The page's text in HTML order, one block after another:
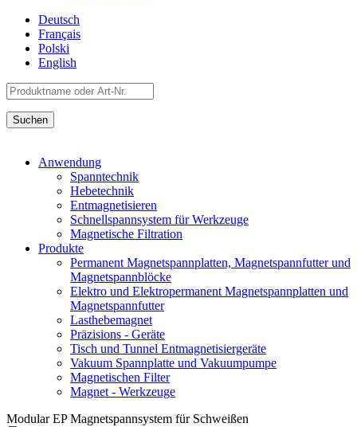
Deutsch
Français
Polski
English
Anwendung
Spanntechnik
Hebetechnik
Entmagnetisieren
Schnellspannsystem für Werkzeuge
Magnetische Filtration
Produkte
Permanent Magnetspannplatten, Magnetspannfutter und
Magnetspannblöcke
Elektro und Elektropermanent Magnetspannplatten und
Magnetspannfutter
Lasthebemagnet
Präzisions - Geräte
Tisch und Tunnel Entmagnetisiergeräte
Vakuum Spannplatte und Vakuumpumpe
Magnetischen Filter
Magnet - Werkzeuge
Modular EP Magnetspannsystem für Schweißen